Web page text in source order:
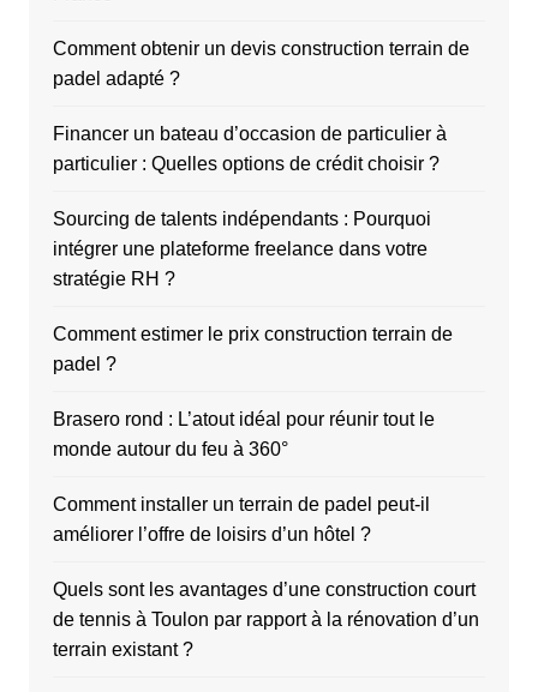
Comment obtenir un devis construction terrain de
padel adapté ?
Financer un bateau d’occasion de particulier à
particulier : Quelles options de crédit choisir ?
Sourcing de talents indépendants : Pourquoi
intégrer une plateforme freelance dans votre
stratégie RH ?
Comment estimer le prix construction terrain de
padel ?
Brasero rond : L’atout idéal pour réunir tout le
monde autour du feu à 360°
Comment installer un terrain de padel peut-il
améliorer l’offre de loisirs d’un hôtel ?
Quels sont les avantages d’une construction court
de tennis à Toulon par rapport à la rénovation d’un
terrain existant ?